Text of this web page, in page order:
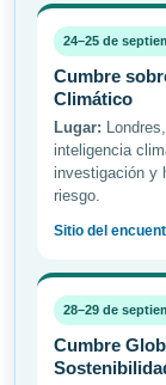
24–25 de
Cumbre
Climático
Lugar:
inteligencia
investigación y
riesgo.
Sitio del
28–29 de
Cumbre